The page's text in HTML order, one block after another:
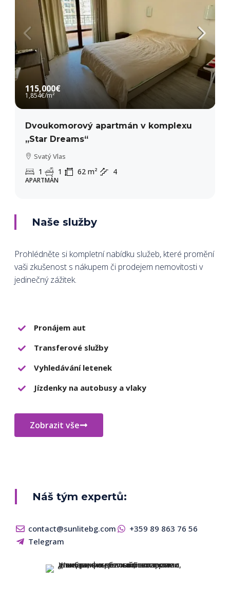
115,000€
1,854€/m²
Dvoukomorový apartmán v komplexu
„Star Dreams“
Svatý Vlas
1 1 62 m² 4
APARTMÁN
Naše služby
Prohlédněte si kompletní nabídku služeb, které promění
vaši zkušenost s nákupem či prodejem nemovitosti v
jedinečný zážitek.
Pronájem aut
Transferové služby
Vyhledávání letenek
Jízdenky na autobusy a vlaky
Zobrazit vše
Náš tým expertů:
contact@sunlitebg.com
+359 89 863 76 56
Telegram